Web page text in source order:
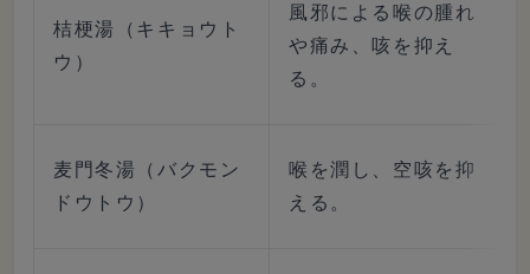
桔梗湯（キキョウト
ウ）
風邪による喉の腫れ
や痛み、咳を抑え
る。
麦門冬湯（バクモン
ドウトウ）
喉を潤し、空咳を抑
える。